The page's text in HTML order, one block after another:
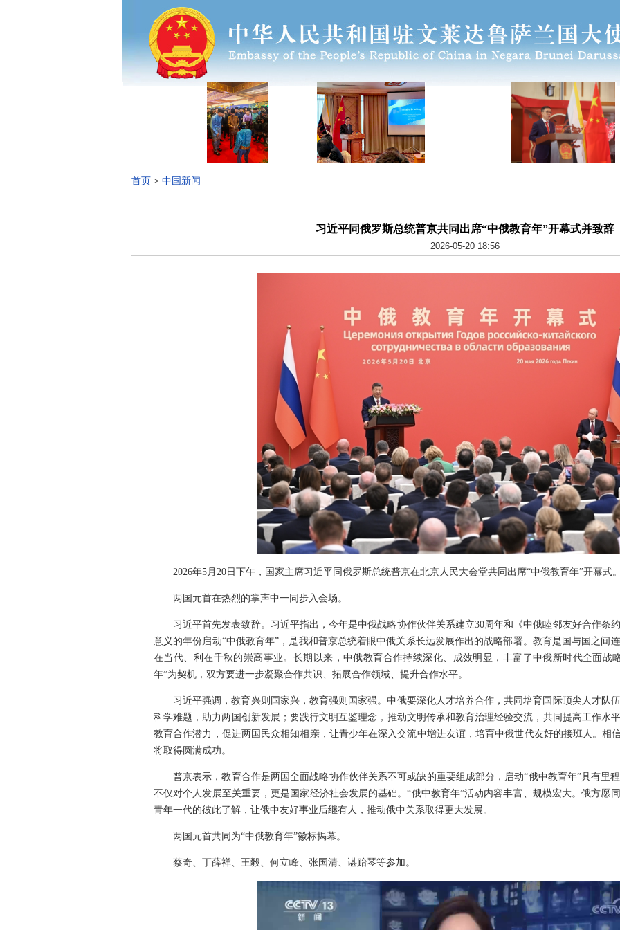
首页 > 中国新闻
习近平同俄罗斯总统普京共同出席“中俄教育年”开幕式并致辞
2026-05-20 18:56
2026年5月20日下午，国家主席习近平同俄罗斯总统普京在北京人民大会堂共同出席“中俄教育年”开幕式
两国元首在热烈的掌声中一同步入会场。
习近平首先发表致辞。习近平指出，今年是中俄战略协作伙伴关系建立30周年和《中俄睦邻友好合作条
意义的年份启动“中俄教育年”，是我和普京总统着眼中俄关系长远发展作出的战略部署。教育是国与国之间
在当代、利在千秋的崇高事业。长期以来，中俄教育合作持续深化、成效明显，丰富了中俄新时代全面战
年”为契机，双方要进一步凝聚合作共识、拓展合作领域、提升合作水平。
习近平强调，教育兴则国家兴，教育强则国家强。中俄要深化人才培养合作，共同培育国际顶尖人才队
科学难题，助力两国创新发展；要践行文明互鉴理念，推动文明传承和教育治理经验交流，共同提高工作水
教育合作潜力，促进两国民众相知相亲，让青少年在深入交流中增进友谊，培育中俄世代友好的接班人。相
将取得圆满成功。
普京表示，教育合作是两国全面战略协作伙伴关系不可或缺的重要组成部分，启动“俄中教育年”具有里
不仅对个人发展至关重要，更是国家经济社会发展的基础。“俄中教育年”活动内容丰富、规模宏大。俄方愿
青年一代的彼此了解，让俄中友好事业后继有人，推动俄中关系取得更大发展。
两国元首共同为“中俄教育年”徽标揭幕。
蔡奇、丁薛祥、王毅、何立峰、张国清、谌贻琴等参加。